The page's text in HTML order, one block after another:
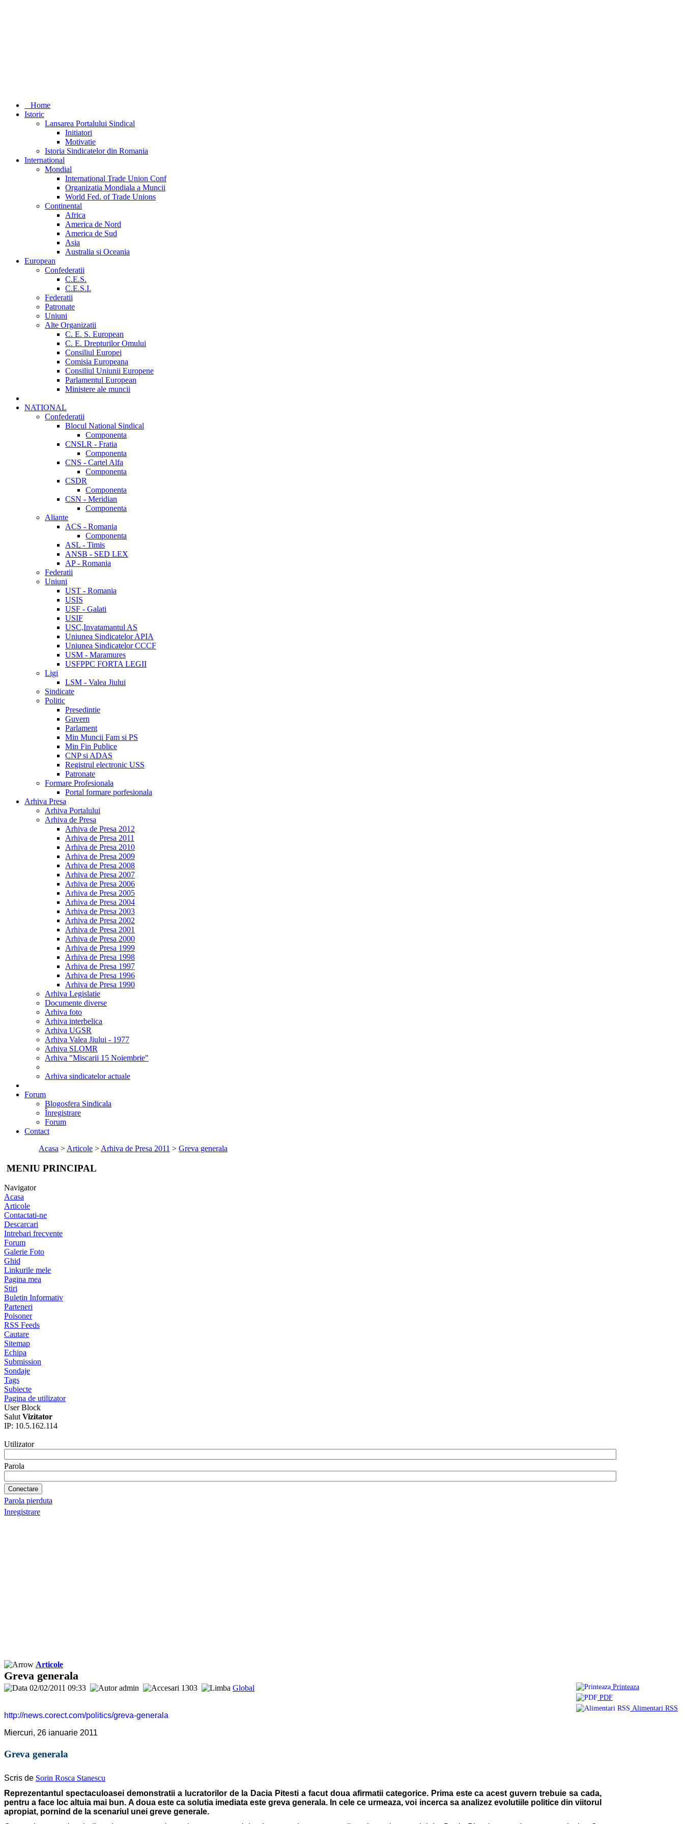
Home
Istoric
Lansarea Portalului Sindical
Initiatori
Motivatie
Istoria Sindicatelor din Romania
International
Mondial
International Trade Union Conf
Organizatia Mondiala a Muncii
World Fed. of Trade Unions
Continental
Africa
America de Nord
America de Sud
Asia
Australia si Oceania
European
Confederatii
C.E.S.
C.E.S.I.
Federatii
Patronate
Uniuni
Alte Organizatii
C. E. S. European
C. E. Drepturilor Omului
Consiliul Europei
Comisia Europeana
Consiliul Uniunii Europene
Parlamentul European
Ministere ale muncii
NATIONAL
Confederatii
Blocul National Sindical
Componenta
CNSLR - Fratia
Componenta
CNS - Cartel Alfa
Componenta
CSDR
Componenta
CSN - Meridian
Componenta
Aliante
ACS - Romania
Componenta
ASL - Timis
ANSB - SED LEX
AP - Romania
Federatii
Uniuni
UST - Romania
USIS
USF - Galati
USIF
USC,Invatamantul AS
Uniunea Sindicatelor APIA
Uniunea Sindicatelor CCCF
USM - Maramures
USFPPC FORTA LEGII
Ligi
LSM - Valea Jiului
Sindicate
Politic
Presedintie
Guvern
Parlament
Min Muncii Fam si PS
Min Fin Publice
CNP si ADAS
Registrul electronic USS
Patronate
Formare Profesionala
Portal formare porfesionala
Arhiva Presa
Arhiva Portalului
Arhiva de Presa
Arhiva de Presa 2012
Arhiva de Presa 2011
Arhiva de Presa 2010
Arhiva de Presa 2009
Arhiva de Presa 2008
Arhiva de Presa 2007
Arhiva de Presa 2006
Arhiva de Presa 2005
Arhiva de Presa 2004
Arhiva de Presa 2003
Arhiva de Presa 2002
Arhiva de Presa 2001
Arhiva de Presa 2000
Arhiva de Presa 1999
Arhiva de Presa 1998
Arhiva de Presa 1997
Arhiva de Presa 1996
Arhiva de Presa 1990
Arhiva Legislatie
Documente diverse
Arhiva foto
Arhiva interbelica
Arhiva UGSR
Arhiva Valea Jiului - 1977
Arhiva SLOMR
Arhiva "Miscarii 15 Noiembrie"
Arhiva sindicatelor actuale
Forum
Blogosfera Sindicala
Înregistrare
Forum
Contact
Acasa > Articole > Arhiva de Presa 2011 > Greva generala
MENIU PRINCIPAL
Navigator
Acasa
Articole
Contactati-ne
Descarcari
Intrebari frecvente
Forum
Galerie Foto
Ghid
Linkurile mele
Pagina mea
Stiri
Buletin Informativ
Parteneri
Poisoner
RSS Feeds
Cautare
Sitemap
Echipa
Submission
Sondaje
Tags
Subiecte
Pagina de utilizator
User Block
Salut Vizitator
IP: 10.5.162.114
Utilizator
Parola
Parola pierduta
Inregistrare
Articole
Greva generala
02/02/2011 09:33 admin 1303 Global
Printeaza
PDF
Alimentari RSS
http://news.corect.com/politics/greva-generala
Miercuri, 26 ianuarie 2011
Greva generala
Scris de Sorin Rosca Stanescu
Reprezentantul spectaculoasei demonstratii a lucratorilor de la Dacia Pitesti a facut doua afirmatii categorice. Prima este ca acest guvern trebuie sa cada,
pentru a face loc altuia mai bun. A doua este ca solutia imediata este greva generala. In cele ce urmeaza, voi incerca sa analizez evolutiile politice din viitorul
apropiat, pornind de la scenariul unei greve generale.